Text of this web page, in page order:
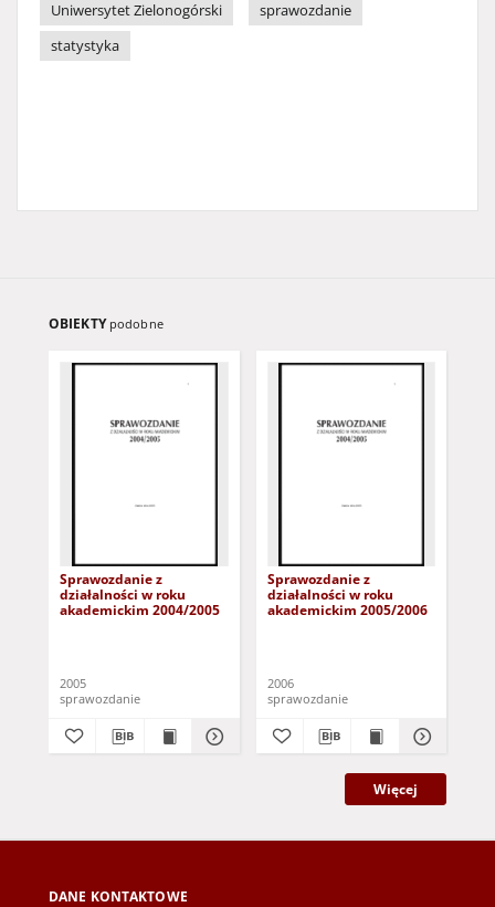
Uniwersytet Zielonogórski
sprawozdanie
statystyka
OBIEKTY podobne
Sprawozdanie z
działalności w roku
akademickim 2004/2005
2005
sprawozdanie
Sprawozdanie z
działalności w roku
akademickim 2005/2006
2006
sprawozdanie
Więcej
DANE KONTAKTOWE